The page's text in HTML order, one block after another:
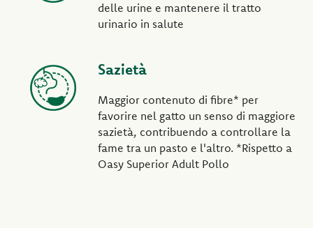
delle urine e mantenere il tratto
urinario in salute
Sazietà
Maggior contenuto di fibre* per
favorire nel gatto un senso di maggiore
sazietà, contribuendo a controllare la
fame tra un pasto e l'altro. *Rispetto a
Oasy Superior Adult Pollo